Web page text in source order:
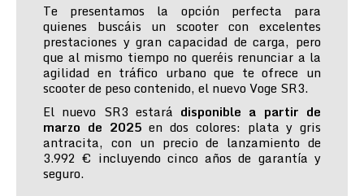
Te presentamos la opción perfecta para
quienes buscáis un scooter con excelentes
prestaciones y gran capacidad de carga, pero
que al mismo tiempo no queréis renunciar a la
agilidad en tráfico urbano que te ofrece un
scooter de peso contenido, el nuevo Voge SR3.
El nuevo SR3 estará disponible a partir de
marzo de 2025 en dos colores: plata y gris
antracita, con un precio de lanzamiento de
3.992 € incluyendo cinco años de garantía y
seguro.